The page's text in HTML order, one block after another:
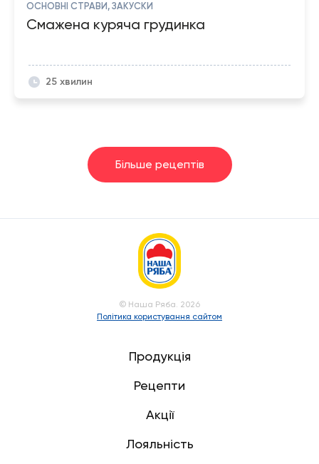
ОСНОВНІ СТРАВИ, ЗАКУСКИ
Смажена куряча грудинка
25 хвилин
Більше рецептів
© Наша Ряба. 2026
Політика користування сайтом
Продукція
Рецепти
Акції
Лояльність